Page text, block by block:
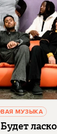
МУЗЫКА